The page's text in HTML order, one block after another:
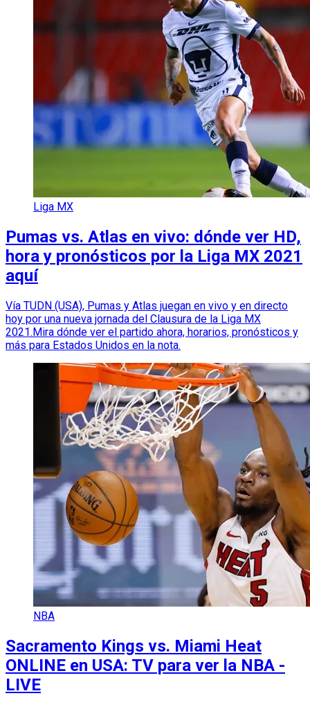
Liga MX
Pumas vs. Atlas en vivo: dónde ver HD,
hora y pronósticos por la Liga MX 2021
aquí
Vía TUDN (USA), Pumas y Atlas juegan en vivo y en directo
hoy por una nueva jornada del Clausura de la Liga MX
2021.Mira dónde ver el partido ahora, horarios, pronósticos y
más para Estados Unidos en la nota.
NBA
Sacramento Kings vs. Miami Heat
ONLINE en USA: TV para ver la NBA -
LIVE